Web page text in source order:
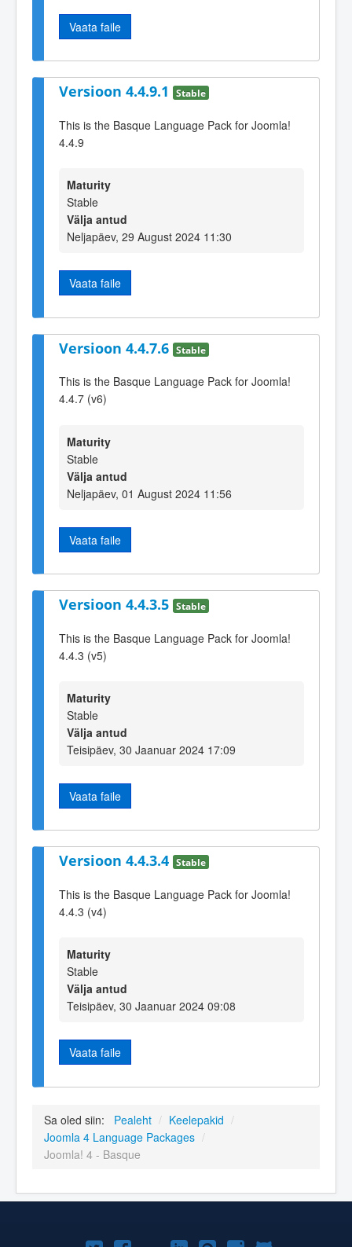
Vaata faile
Versioon 4.4.9.1 Stable
This is the Basque Language Pack for Joomla!
4.4.9
Maturity
Stable
Välja antud
Neljapäev, 29 August 2024 11:30
Vaata faile
Versioon 4.4.7.6 Stable
This is the Basque Language Pack for Joomla!
4.4.7 (v6)
Maturity
Stable
Välja antud
Neljapäev, 01 August 2024 11:56
Vaata faile
Versioon 4.4.3.5 Stable
This is the Basque Language Pack for Joomla!
4.4.3 (v5)
Maturity
Stable
Välja antud
Teisipäev, 30 Jaanuar 2024 17:09
Vaata faile
Versioon 4.4.3.4 Stable
This is the Basque Language Pack for Joomla!
4.4.3 (v4)
Maturity
Stable
Välja antud
Teisipäev, 30 Jaanuar 2024 09:08
Vaata faile
Sa oled siin: Pealeht / Keelepakid /
Joomla 4 Language Packages /
Joomla! 4 - Basque